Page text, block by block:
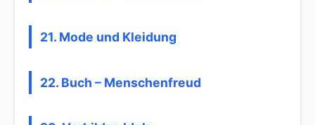
21. Mode und Kleidung
22. Buch – Menschenfreud